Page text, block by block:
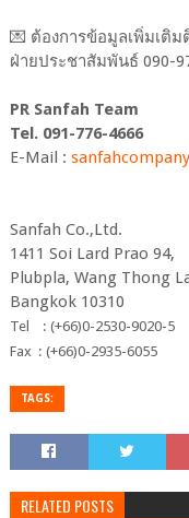
💌 ต้องการข้อมูลเพิ่มเติ
ฝ่ายประชาสัมพันธ์ 090-
PR Sanfah Team
Tel. 091-776-4666
E-Mail :
Sanfah Co.,Ltd.
1411 Soi Lard Prao 94,
Plubpla, Wang Thong
Bangkok 10310
Tel : (+66)0-2530-9020-5
Fax : (+66)0-2935-6055
TAGS:
RELATED POSTS